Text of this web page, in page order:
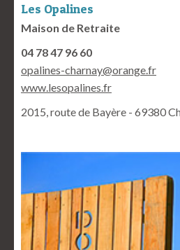
Les Opalines
Maison de Retraite
04 78 47 96 60
opalines-charnay@orange.fr
www.lesopalines.fr
2015, route de Bayère - 69380